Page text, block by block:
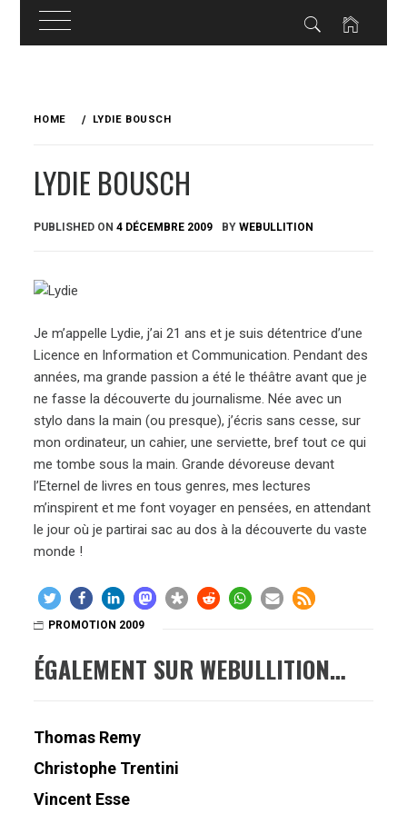
HOME LYDIE BOUSCH
LYDIE BOUSCH
PUBLISHED ON4 DÉCEMBRE 2009 BYWEBULLITION
Je m’appelle Lydie, j’ai 21 ans et je suis détentrice d’une
Licence en Information et Communication. Pendant des
années, ma grande passion a été le théâtre avant que je
ne fasse la découverte du journalisme. Née avec un
stylo dans la main (ou presque), j’écris sans cesse, sur
mon ordinateur, un cahier, une serviette, bref tout ce qui
me tombe sous la main. Grande dévoreuse devant
l’Eternel de livres en tous genres, mes lectures
m’inspirent et me font voyager en pensées, en attendant
le jour où je partirai sac au dos à la découverte du vaste
monde !
PROMOTION 2009
ÉGALEMENT SUR WEBULLITION…
Thomas Remy
Christophe Trentini
Vincent Esse